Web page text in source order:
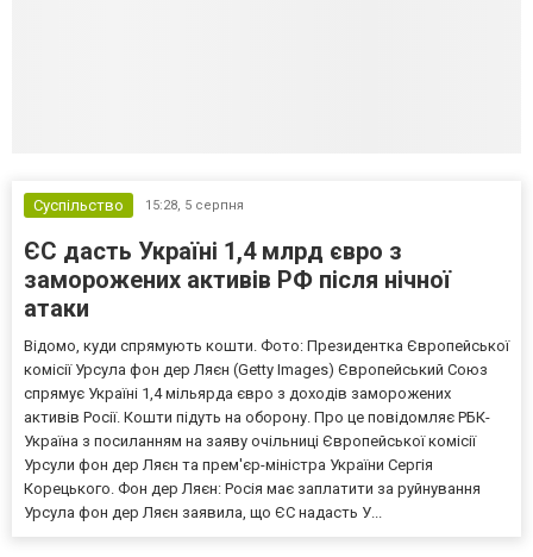
Суспільство 15:28, 5 серпня
ЄС дасть Україні 1,4 млрд євро з
заморожених активів РФ після нічної
атаки
Відомо, куди спрямують кошти. Фото: Президентка Європейської
комісії Урсула фон дер Ляєн (Getty Images) Європейський Союз
спрямує Україні 1,4 мільярда євро з доходів заморожених
активів Росії. Кошти підуть на оборону. Про це повідомляє РБК-
Україна з посиланням на заяву очільниці Європейської комісії
Урсули фон дер Ляєн та прем'єр-міністра України Сергія
Корецького. Фон дер Ляєн: Росія має заплатити за руйнування
Урсула фон дер Ляєн заявила, що ЄС надасть У...